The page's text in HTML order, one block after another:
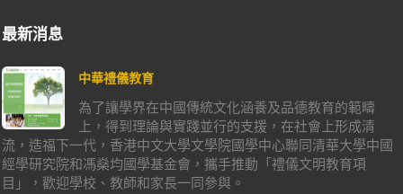
最新消息
中華禮儀教育
為了讓學界在中國傳統文化涵養及品德教育的範疇
上，得到理論與實踐並行的支援，在社會上形成清
流，造福下一代，香港中文大學文學院國學中心聯同清華大學中國
經學研究院和馮燊均國學基金會，攜手推動「禮儀文明教育項
目」，歡迎學校、教師和家長一同參與。